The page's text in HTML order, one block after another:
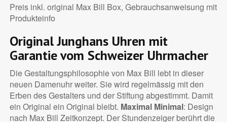
Preis inkl. original Max Bill Box, Gebrauchsanweisung mit
Produkteinfo
Original Junghans Uhren mit
Garantie vom Schweizer Uhrmacher
Die Gestaltungsphilosophie von Max Bill lebt in dieser
neuen Damenuhr weiter. Sie wird regelmässig mit den
Erben des Gestalters und der Stiftung abgestimmt. Damit
ein Original ein Original bleibt. Maximal Minimal: Design
nach Max Bill Zeitkonzept. Der Stundenzeiger berührt die